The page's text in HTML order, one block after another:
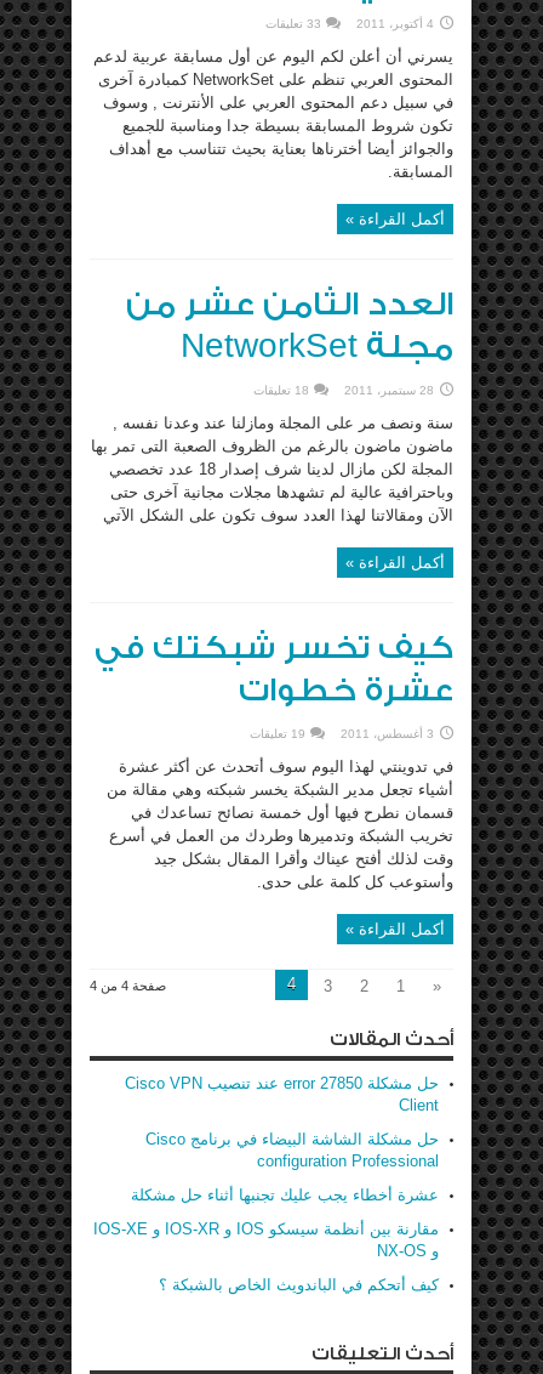
4 أكتوبر، 2011 33 تعليقات
يسرني أن أعلن لكم اليوم عن أول مسابقة عربية لدعم
المحتوى العربي تنظم على NetworkSet كمبادرة آخرى
في سبيل دعم المحتوى العربي على الأنترنت , وسوف
تكون شروط المسابقة بسيطة جدا ومناسبة للجميع
والجوائز أيضا أخترناها بعناية بحيث تتناسب مع أهداف
المسابقة.
أكمل القراءة »
العدد الثامن عشر من
مجلة NetworkSet
28 سبتمبر، 2011 18 تعليقات
سنة ونصف مر على المجلة ومازلنا عند وعدنا نفسه ,
ماضون ماضون بالرغم من الظروف الصعبة التى تمر بها
المجلة لكن مازال لدينا شرف إصدار 18 عدد تخصصي
وباحترافية عالية لم تشهدها مجلات مجانية آخرى حتى
الآن ومقالاتنا لهذا العدد سوف تكون على الشكل الآتي
أكمل القراءة »
كيف تخسر شبكتك في
عشرة خطوات
3 أغسطس، 2011 19 تعليقات
في تدوينتي لهذا اليوم سوف أتحدث عن أكثر عشرة
أشياء تجعل مدير الشبكة يخسر شبكته وهي مقالة من
قسمان نطرح فيها أول خمسة نصائح تساعدك في
تخريب الشبكة وتدميرها وطردك من العمل في أسرع
وقت لذلك أفتح عيناك وأقرا المقال بشكل جيد
وأستوعب كل كلمة على حدى.
أكمل القراءة »
صفحة 4 من 4 «
1
2
3
4
أحدث المقالات
حل مشكلة error 27850 عند تنصيب Cisco VPN
Client
حل مشكلة الشاشة البيضاء في برنامج Cisco
configuration Professional
عشرة أخطاء يجب عليك تجنبها أثناء حل مشكلة
مقارنة بين أنظمة سيسكو IOS و IOS-XR و IOS-XE
و NX-OS
كيف أتحكم في الباندويث الخاص بالشبكة ؟
أحدث التعليقات